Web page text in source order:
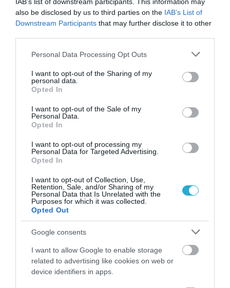
also be disclosed by us to third parties on the IAB’s List of
Downstream Participants that may further disclose it to other
Please note that this website/app uses one or more Google
not limited to your visit or usage behaviour. You may click to
grant or deny consent to Google and its third-party tags to
use your data for below specified purposes in below Google
consent section.
Personal Data Processing Opt Outs
I want to opt-out of the Sharing of my
personal data.
Opted In
I want to opt-out of the Sale of my
Personal Data.
Opted In
I want to opt-out of processing my
Personal Data for Targeted Advertising.
Opted In
I want to opt-out of Collection, Use,
Retention, Sale, and/or Sharing of my
Personal Data that Is Unrelated with the
Purposes for which it was collected.
Opted Out
Google consents
I want to allow Google to enable storage
related to advertising like cookies on web or
device identifiers in apps.
31.07.2026
ταξιδιωτών: Ποια ελληνικά νησιά κερδίζουν
έδαφος